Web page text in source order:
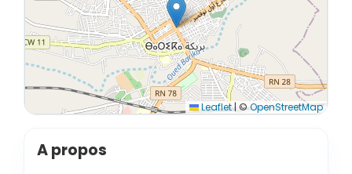
Leaflet|©OpenStreetMap
A propos